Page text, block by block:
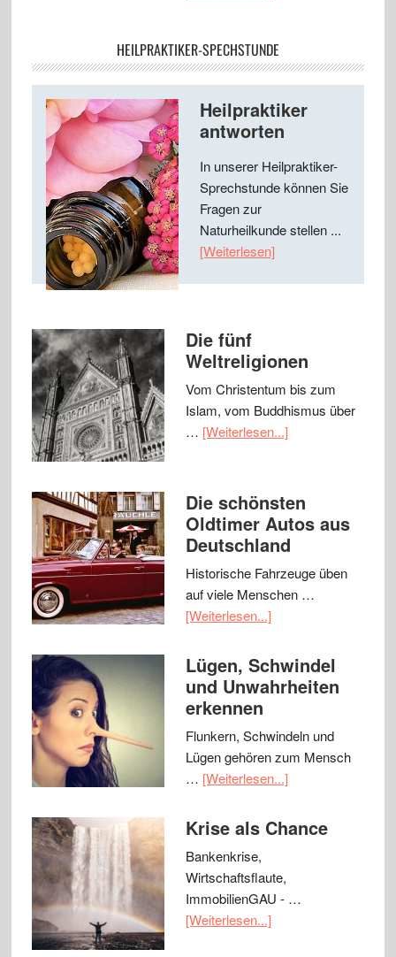
HEILPRAKTIKER-SPECHSTUNDE
Heilpraktiker
antworten
In unserer Heilpraktiker-
Sprechstunde können Sie
Fragen zur
Naturheilkunde stellen ...
[Weiterlesen]
Die fünf
Weltreligionen
Vom Christentum bis zum
Islam, vom Buddhismus über
… [Weiterlesen...]
Die schönsten
Oldtimer Autos aus
Deutschland
Historische Fahrzeuge üben
auf viele Menschen …
[Weiterlesen...]
Lügen, Schwindel
und Unwahrheiten
erkennen
Flunkern, Schwindeln und
Lügen gehören zum Mensch
… [Weiterlesen...]
Krise als Chance
Bankenkrise,
Wirtschaftsflaute,
ImmobilienGAU - …
[Weiterlesen...]